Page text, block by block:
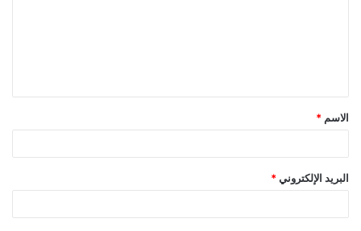
الاسم *
البريد الإلكتروني *